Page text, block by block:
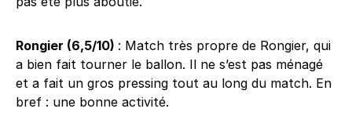
Rongier (6,5/10) : Match très propre de Rongier, qui
a bien fait tourner le ballon. Il ne s’est pas ménagé
et a fait un gros pressing tout au long du match. En
bref : une bonne activité.